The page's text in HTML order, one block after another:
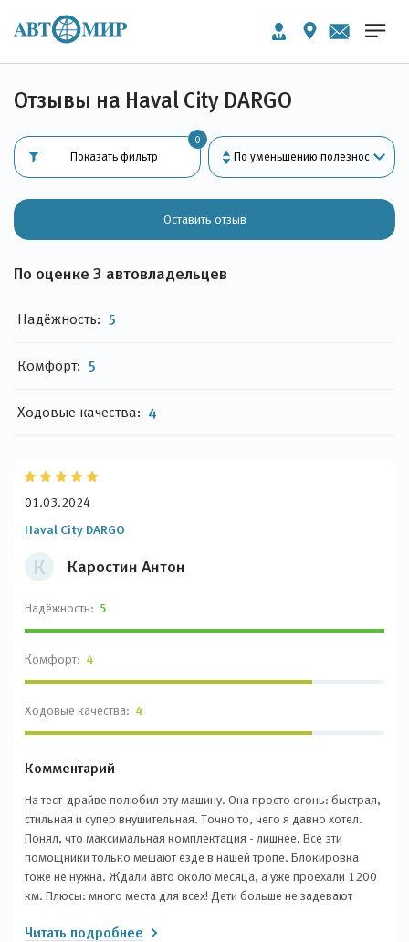
Отзывы на Haval City DARGO
0
Показать фильтр
К Каростин Антон
Haval City DARGO
01.03.2024
Надёжность: 5
Комфорт: 4
Ходовые качества: 4
Комментарий
На тест-драйве полюбил эту машину. Она просто огонь: быстрая,
стильная и супер внушительная. Точно то, чего я давно хотел.
Понял, что максимальная комплектация - лишнее. Все эти
помощники только мешают езде в нашей тропе. Блокировка
тоже не нужна. Ждали авто около месяца, а уже проехали 1200
км. Плюсы: много места для всех! Дети больше не задевают
пачкается. Размеры немного меньше Прадика, но нет проблем
Читать подробнее
Оставить отзыв
По оценке 3 автовладельцев
Надёжность: 5
Комфорт: 5
Ходовые качества: 4